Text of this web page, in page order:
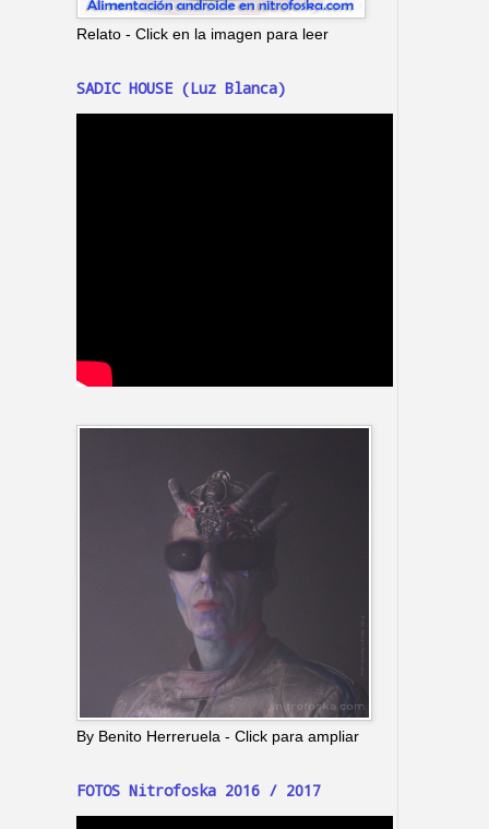
Relato - Click en la imagen para leer
SADIC HOUSE (Luz Blanca)
By Benito Herreruela - Click para ampliar
FOTOS Nitrofoska 2016 / 2017